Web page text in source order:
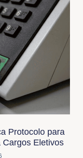
Protocolo para
Eletivos